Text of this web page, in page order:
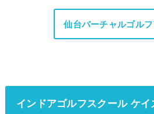
仙台バーチャルゴル
インドアゴルフスクール ケイ